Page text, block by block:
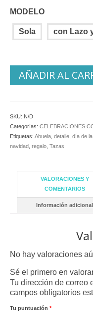
MODELO
Sola con Lazo
AÑADIR AL
SKU: N/D
Categorías: CELEBRACIONES
Etiquetas: Abuela detalle día de
navidad regalo Tazas
VALORACIONES Y
COMENTARIOS
Información adicional
No hay valoraciones
Sé el primero en
Tu dirección de correo
campos obligatorios
Tu puntuación *